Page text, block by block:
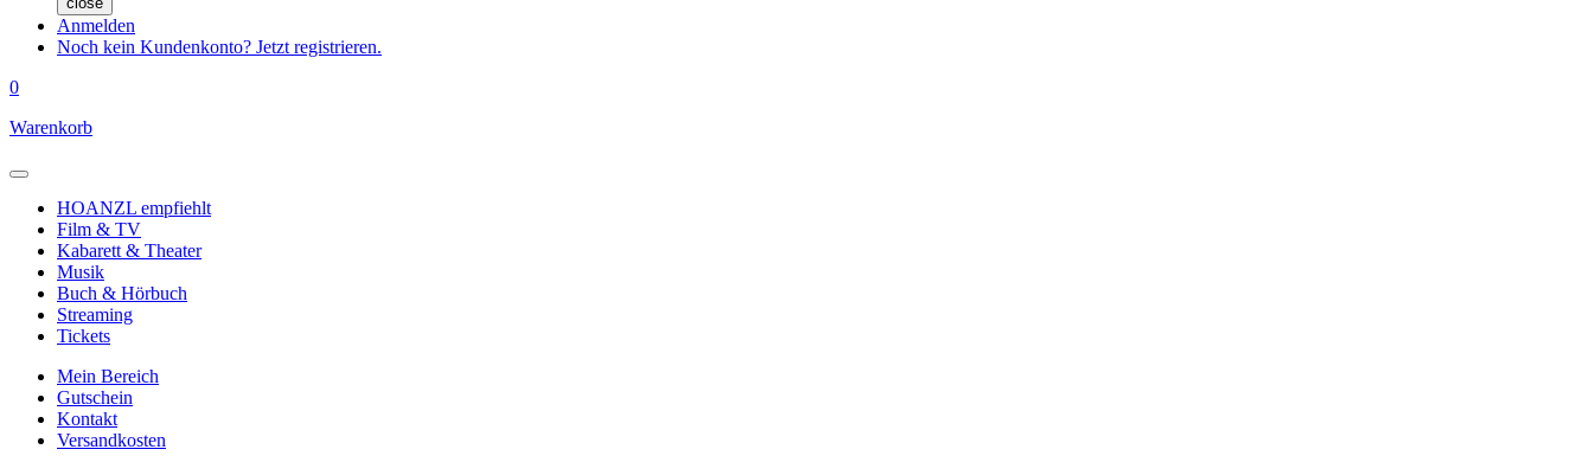
Anmelden
Noch kein Kundenkonto? Jetzt registrieren.
0
Warenkorb
HOANZL empfiehlt
Film & TV
Kabarett & Theater
Musik
Buch & Hörbuch
Streaming
Tickets
Mein Bereich
Gutschein
Kontakt
Versandkosten